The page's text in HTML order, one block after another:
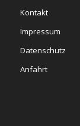
Kontakt
Impressum
Datenschutz
Anfahrt